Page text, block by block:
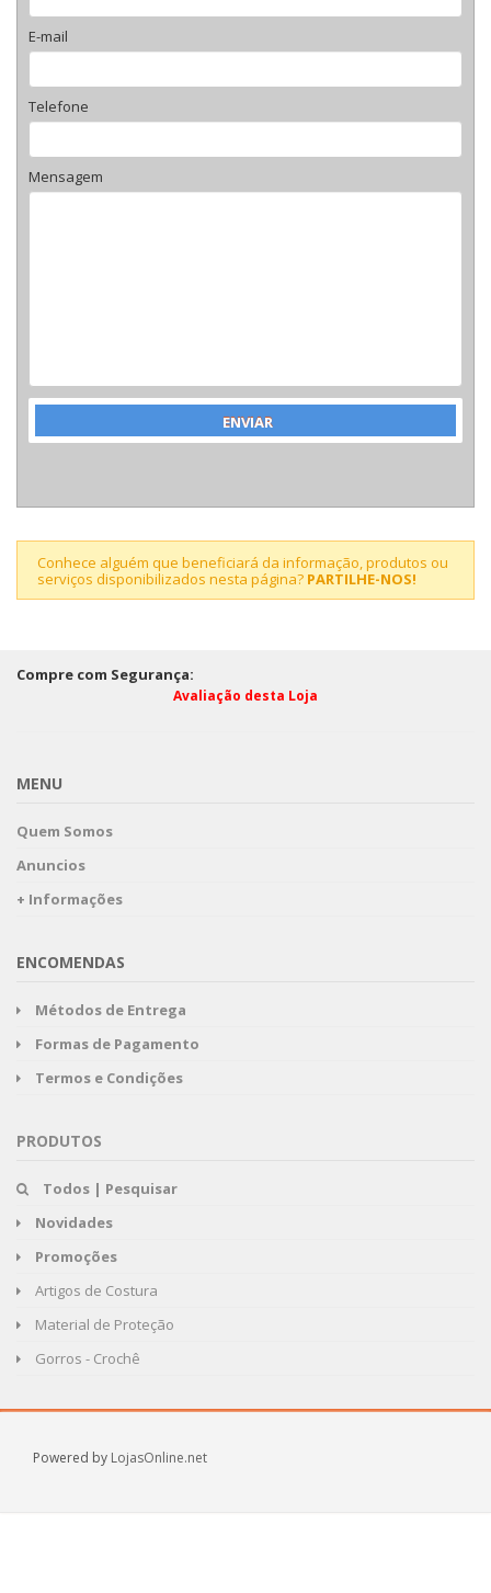
E-mail
Telefone
Mensagem
Conhece alguém que beneficiará da informação, produtos ou
serviços disponibilizados nesta página? PARTILHE-NOS!
Compre com Segurança:
Avaliação desta Loja
MENU
Quem Somos
Anuncios
+ Informações
ENCOMENDAS
Métodos de Entrega
Formas de Pagamento
Termos e Condições
PRODUTOS
Todos | Pesquisar
Novidades
Promoções
Artigos de Costura
Material de Proteção
Gorros - Crochê
Powered by LojasOnline.net